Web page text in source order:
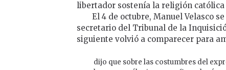
libertador sostenía la religión católica
El 4 de octubre, Manuel Velasco
secretario del Tribunal de la
siguiente volvió a comparecer para
dijo que sobre las costumbres del